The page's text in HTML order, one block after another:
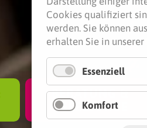
BERATUNG &
SEELSORGE
Cookies qualifiziert
werden. Sie können
erhalten Sie in unserer
Essenziell
Komfort